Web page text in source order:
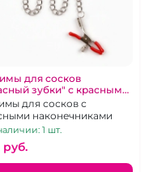
для сосков
зубки" с красными
для сосков с
наконечниками
1 шт.
pуб.